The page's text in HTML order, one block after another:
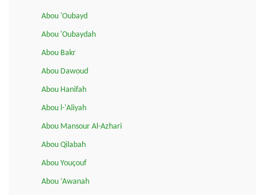
Abou 'Oubayd
Abou 'Oubaydah
Abou Bakr
Abou Dawoud
Abou Hanifah
Abou l-'Aliyah
Abou Mansour Al-Azhari
Abou Qilabah
Abou Youçouf
Abou ‘Awanah